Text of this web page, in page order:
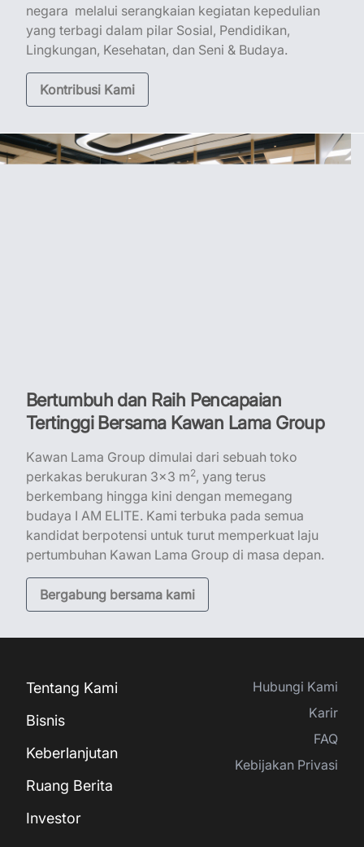
negara melalui serangkaian kegiatan kepedulian
yang terbagi dalam pilar Sosial, Pendidikan,
Lingkungan, Kesehatan, dan Seni & Budaya.
Kontribusi Kami
Bertumbuh dan Raih Pencapaian
Tertinggi Bersama Kawan Lama Group
Kawan Lama Group dimulai dari sebuah toko
perkakas berukuran 3x3 m2, yang terus
berkembang hingga kini dengan memegang
budaya I AM ELITE. Kami terbuka pada semua
kandidat berpotensi untuk turut memperkuat laju
pertumbuhan Kawan Lama Group di masa depan.
Bergabung bersama kami
Tentang Kami
Bisnis
Keberlanjutan
Ruang Berita
Investor
Hubungi Kami
Karir
FAQ
Kebijakan Privasi